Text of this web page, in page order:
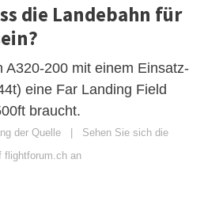
die Landebahn für
A320-200 mit einem Einsatz-
eine Far Landing Field
braucht.
der Quelle | Sehen Sie sich die
flightforum.ch an